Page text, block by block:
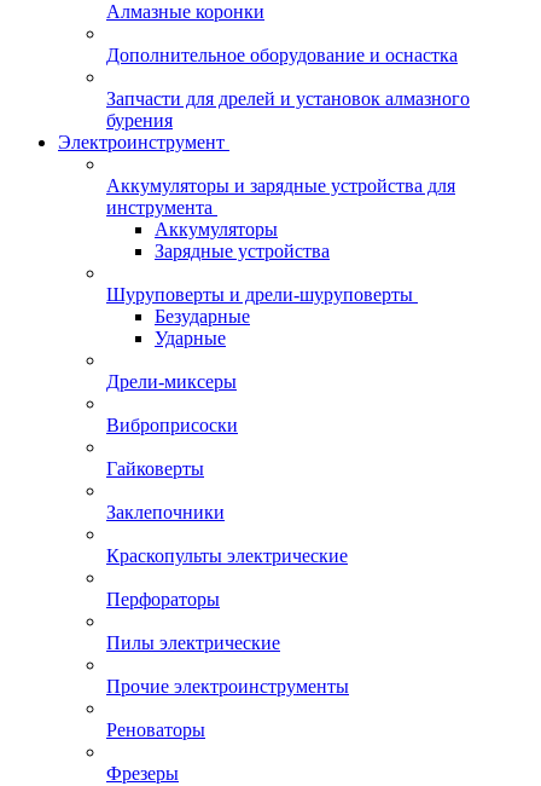
Алмазные коронки
Дополнительное оборудование и оснастка
Запчасти для дрелей и установок алмазного
бурения
Электроинструмент
Аккумуляторы и зарядные устройства для
инструмента
Аккумуляторы
Зарядные устройства
Шуруповерты и дрели-шуруповерты
Безударные
Ударные
Дрели-миксеры
Виброприсоски
Гайковерты
Заклепочники
Краскопульты электрические
Перфораторы
Пилы электрические
Прочие электроинструменты
Реноваторы
Фрезеры